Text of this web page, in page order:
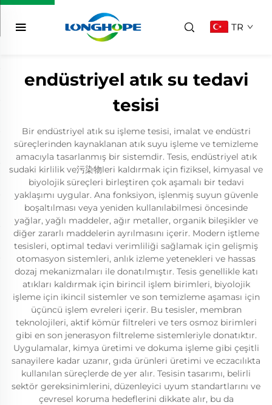
TR
endüstriyel atık su tedavi
tesisi
Bir endüstriyel atık su işleme tesisi, imalat ve endüstri
süreçlerinden kaynaklanan atık suyu işleme ve temizleme
amacıyla tasarlanmış bir sistemdir. Tesis, endüstriyel atık
sudaki kirlilik ve污染物leri kaldırmak için fiziksel, kimyasal ve
biyolojik süreçleri birleştiren çok aşamalı bir tedavi
yaklaşımı uygular. Ana fonksiyon, işlenmiş suyun güvenle
boşaltılması veya yeniden kullanılabilmesi öncesinde
yağlar, yağlı maddeler, ağır metaller, organik bileşikler ve
diğer zararlı maddelerin ayrılmasını içerir. Modern iştleme
tesisleri, optimal tedavi verimliliği sağlamak için gelişmiş
otomasyon sistemleri, anlık izleme yetenekleri ve hassas
dozaj mekanizmaları ile donatılmıştır. Tesis genellikle katı
atıkları kaldırmak için birincil işlem birimleri, biyolojik
işleme için ikincil sistemler ve son temizleme aşaması için
üçüncü işlem evreleri içerir. Bu tesisler, membran
teknolojileri, aktif kömür filtreleri ve ters osmoz birimleri
gibi en son jenerasyon filtreleme sistemleriyle donatıktır.
Uygulamalar, kimya üretimi ve dokuma işleme gibi çeşitli
sanayilere kadar uzanır, gıda ürünleri üretimi ve eczacılıkta
kullanılan süreçlerde de yer alır. Tesisin tasarımı, belirli
sektör gereksinimlerini, düzenleyici uyum standartlarını ve
çevresel koruma hedeflerini dikkate alır, bu da